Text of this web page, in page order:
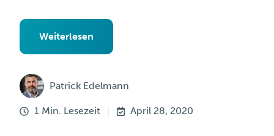
Weiterlesen
Patrick Edelmann
1 Min. Lesezeit April 28, 2020